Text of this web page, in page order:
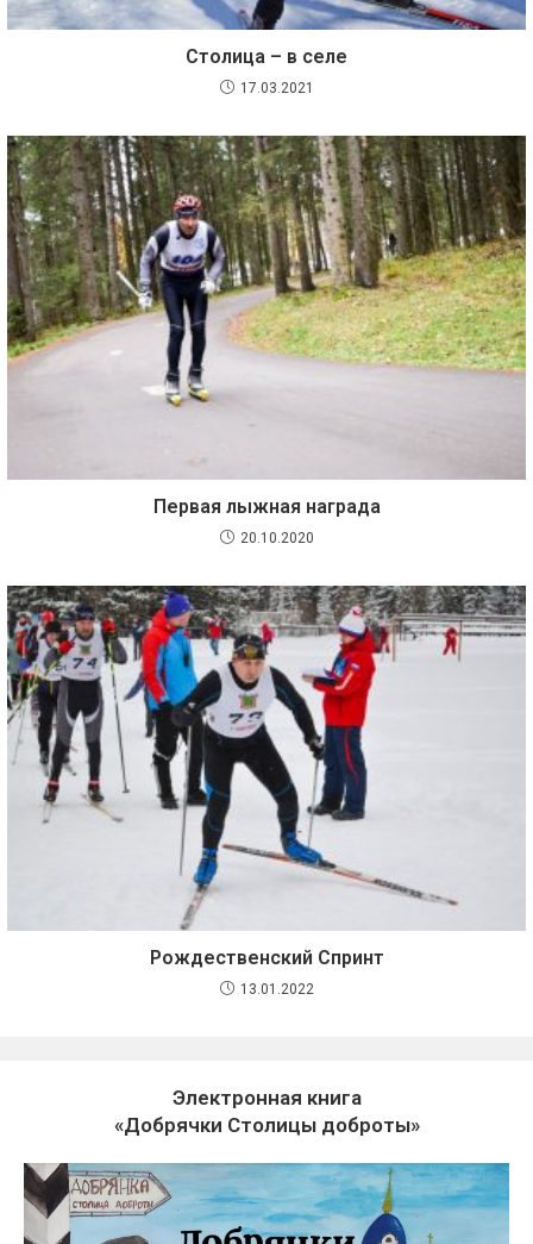
Столица – в селе
17.03.2021
Первая лыжная награда
20.10.2020
Рождественский Спринт
13.01.2022
Электронная книга
«Добрячки Столицы доброты»